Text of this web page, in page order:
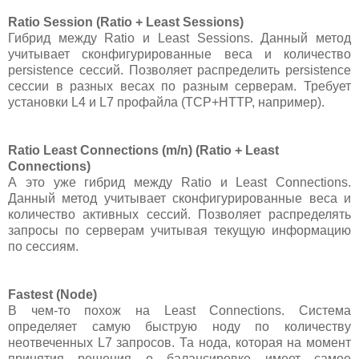
Ratio Session (Ratio + Least Sessions)
Гибрид между Ratio и Least Sessions. Данный метод
учитывает сконфигурированные веса и количество
persistence сессий. Позволяет распределить persistence
сессии в разных весах по разным серверам. Требует
установки L4 и L7 профайла (TCP+HTTP, например).
Ratio Least Connections (m/n) (Ratio + Least
Connections)
А это уже гибрид между Ratio и Least Connections.
Данный метод учитывает сконфигурированные веса и
количество активных сессий. Позволяет распределять
запросы по серверам учитывая текущую информацию
по сессиям.
Fastest (Node)
В чем-то похож на Least Connections. Система
определяет самую быструю ноду по количеству
неотвеченных L7 запросов. Та нода, которая на момент